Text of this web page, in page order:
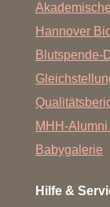
Hannover
Blutspende-
MHH-Alumni
Babygalerie
Hilfe &